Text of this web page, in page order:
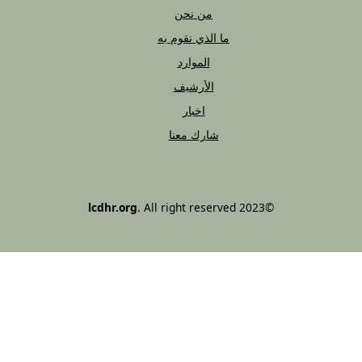
من نحن
ما الذي نقوم به
الموارد
الأرشيف
اخبار
شارك معنا
©2023
lcdhr.org. All right reserved